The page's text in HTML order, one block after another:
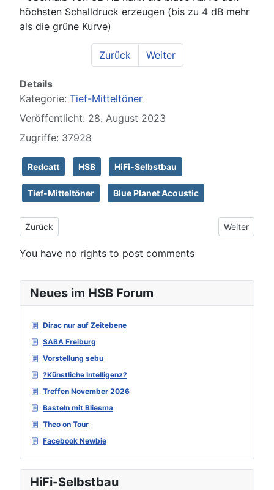
Neues im HSB Forum
Dirac nur auf Zeitebene
SABA Freiburg
Vorstellung sebu
?Künstliche Intelligenz?
Treffen November 2026
Basteln mit Bliesma
Theo on Tour
Facebook Newbie
HiFi-Selbstbau
höchsten Schalldruck erzeugen (bis zu 4 dB mehr
als die grüne Kurve)
Zurück Weiter
Details
Kategorie: Tief-Mitteltöner
Veröffentlicht: 28. August 2023
Zugriffe: 37928
Redcatt HSB HiFi-Selbstbau
Tief-Mitteltöner Blue Planet Acoustic
Vorheriger Beitrag: the box Speaker 10-250/8-A
Zurück Nächster
Weiter
You have no rights to post comments